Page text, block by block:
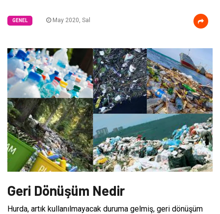
GENEL May 2020, Sal
Geri Dönüşüm Nedir
Hurda, artık kullanılmayacak duruma gelmiş, geri dönüşüm